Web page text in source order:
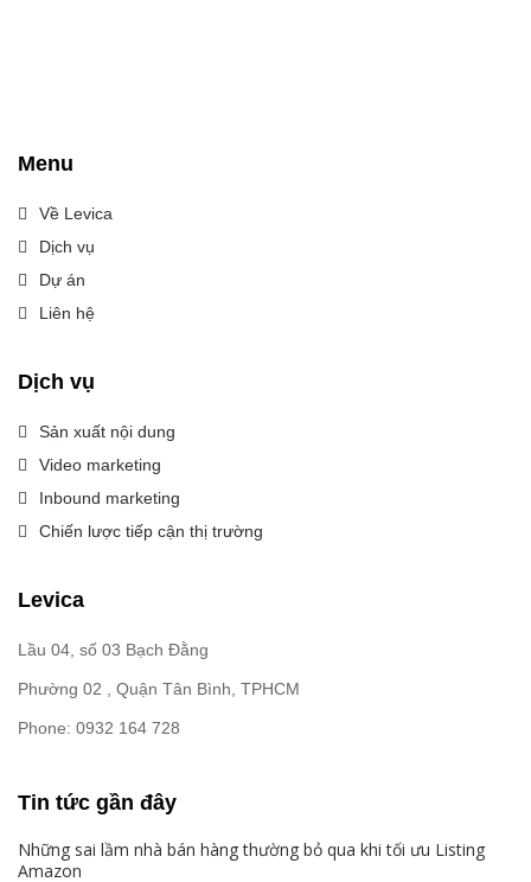
Menu
Về Levica
Dịch vụ
Dự án
Liên hệ
Dịch vụ
Sản xuất nội dung
Video marketing
Inbound marketing
Chiến lược tiếp cận thị trường
Levica
Lầu 04, số 03 Bạch Đằng
Phường 02 , Quận Tân Bình, TPHCM
Phone: 0932 164 728
Tin tức gần đây
Những sai lầm nhà bán hàng thường bỏ qua khi tối ưu Listing
Amazon